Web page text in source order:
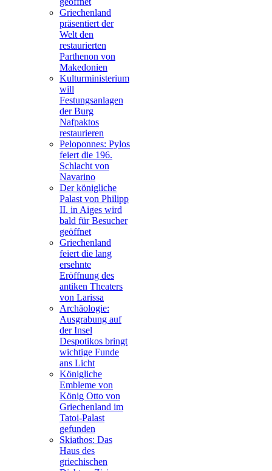
Griechenland
präsentiert der
Welt den
restaurierten
Parthenon von
Makedonien
Kulturministerium
will
Festungsanlagen
der Burg
Nafpaktos
restaurieren
Peloponnes: Pylos
feiert die 196.
Schlacht von
Navarino
Der königliche
Palast von Philipp
II. in Aiges wird
bald für Besucher
geöffnet
Griechenland
feiert die lang
ersehnte
Eröffnung des
antiken Theaters
von Larissa
Archäologie:
Ausgrabung auf
der Insel
Despotikos bringt
wichtige Funde
ans Licht
Königliche
Embleme von
König Otto von
Griechenland im
Tatoi-Palast
gefunden
Skiathos: Das
Haus des
griechischen